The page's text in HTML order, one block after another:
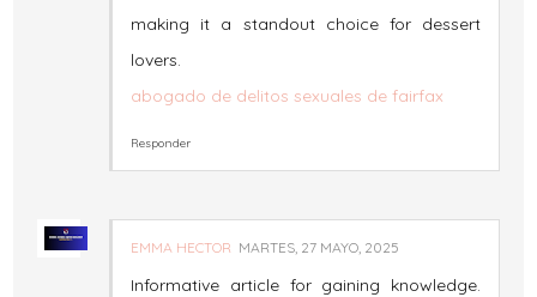
making it a standout choice for dessert
lovers.
abogado de delitos sexuales de fairfax
Responder
EMMA HECTOR MARTES, 27 MAYO, 2025
Informative article for gaining knowledge.